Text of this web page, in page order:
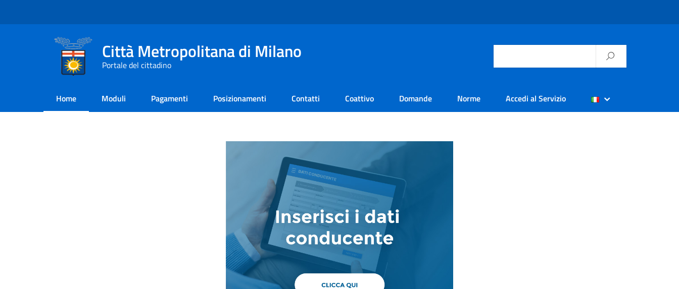
Città Metropolitana di Milano
Portale del cittadino
Home Moduli Pagamenti Posizionamenti Contatti Coattivo Domande Norme Accedi al Servizio